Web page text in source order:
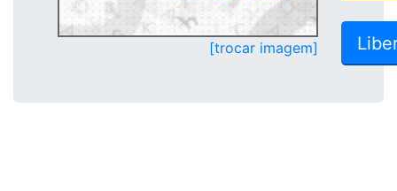
[trocar imagem]